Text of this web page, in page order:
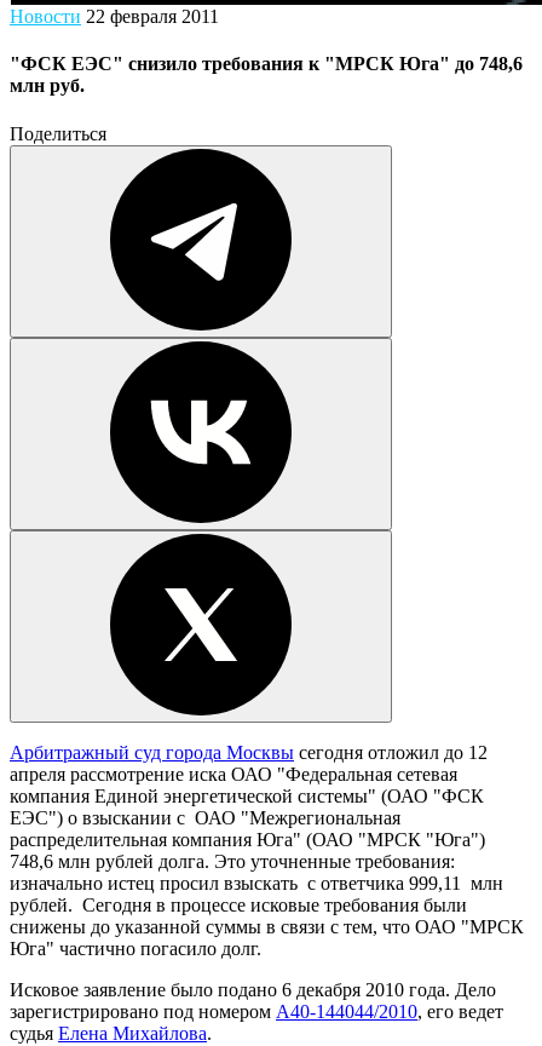
Новости 22 февраля 2011
"ФСК ЕЭС" снизило требования к "МРСК Юга" до 748,6
млн руб.
Поделиться
Арбитражный суд города Москвы сегодня отложил до 12
апреля рассмотрение иска ОАО "Федеральная сетевая
компания Единой энергетической системы" (ОАО "ФСК
ЕЭС") о взыскании с ОАО "Межрегиональная
распределительная компания Юга" (ОАО "МРСК "Юга")
748,6 млн рублей долга. Это уточненные требования:
изначально истец просил взыскать с ответчика 999,11 млн
рублей. Сегодня в процессе исковые требования были
снижены до указанной суммы в связи с тем, что ОАО "МРСК
Юга" частично погасило долг.
Исковое заявление было подано 6 декабря 2010 года. Дело
зарегистрировано под номером А40-144044/2010, его ведет
судья Елена Михайлова.